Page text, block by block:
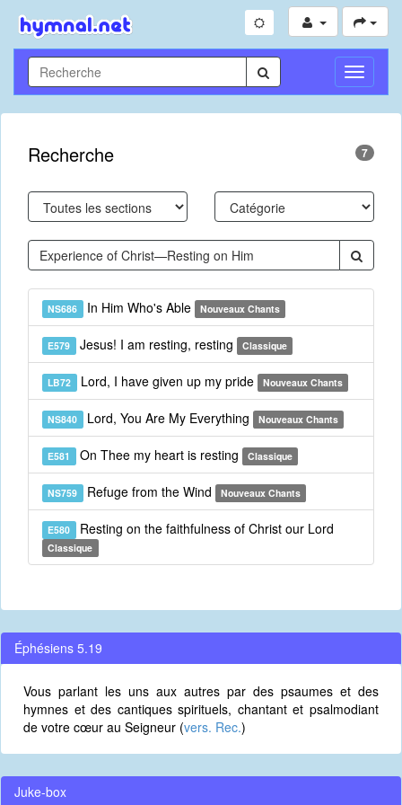
Toggle
Recherche 7
NS686 In Him Who's Able Nouveaux Chants
E579 Jesus! I am resting, resting Classique
LB72 Lord, I have given up my pride Nouveaux Chants
NS840 Lord, You Are My Everything Nouveaux Chants
E581 On Thee my heart is resting Classique
NS759 Refuge from the Wind Nouveaux Chants
E580 Resting on the faithfulness of Christ our Lord
Classique
Éphésiens 5.19
Vous parlant les uns aux autres par des psaumes et des
hymnes et des cantiques spirituels, chantant et psalmodiant
de votre cœur au Seigneur (vers. Rec.)
Juke-box